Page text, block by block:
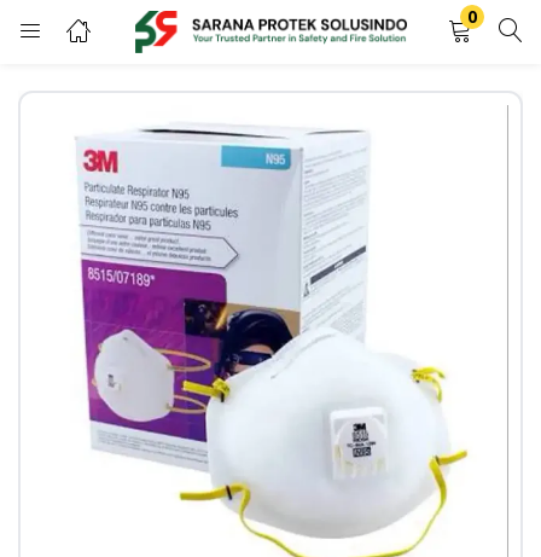
0
LOGIN
Enter your username and password to login.
Remember me
Login
Lost password?